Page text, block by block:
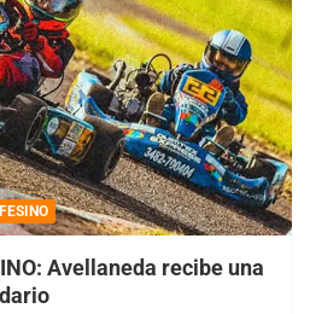
Avellaneda recibe una